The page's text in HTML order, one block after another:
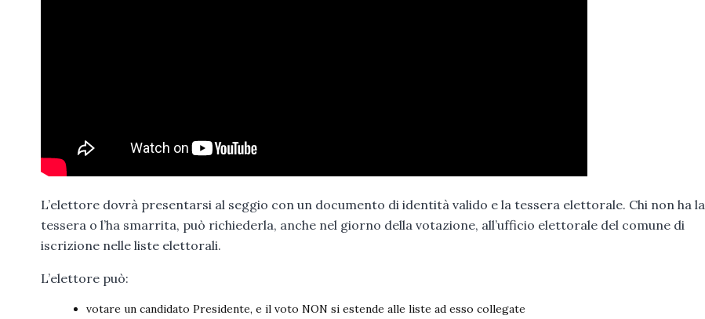
L’elettore dovrà presentarsi al seggio con un documento di identità valido e la tessera elettorale. Chi non ha la
tessera o l’ha smarrita, può richiederla, anche nel giorno della votazione, all’ufficio elettorale del comune di
iscrizione nelle liste elettorali.
L’elettore può:
votare un candidato Presidente, e il voto NON si estende alle liste ad esso collegate